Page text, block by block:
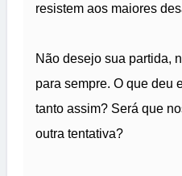
resistem aos maiores
Não desejo sua partida,
para sempre. O que deu
tanto assim? Será que
outra tentativa?